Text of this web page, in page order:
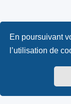
En poursuivant
l’utilisation de